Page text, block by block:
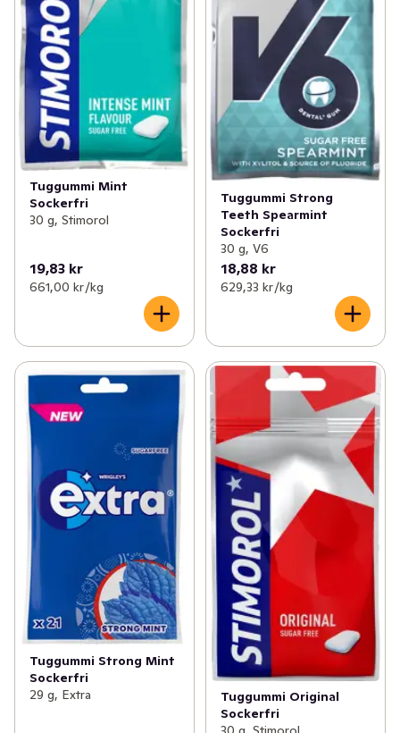
Tuggummi Mint
Sockerfri
30 g, Stimorol
19,83 kr
661,00 kr /kg
Tuggummi Strong
Teeth Spearmint
Sockerfri
30 g, V6
18,88 kr
629,33 kr /kg
Tuggummi Strong Mint
Sockerfri
29 g, Extra
Tuggummi Original
Sockerfri